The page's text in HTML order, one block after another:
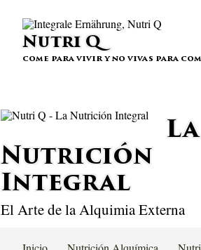
Nutri Q
come para vivir y no vivas para
La
Nutrición
Integral
El Arte de la Alquimia Externa